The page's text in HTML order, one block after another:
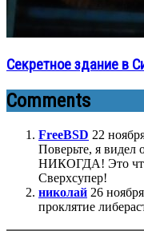
Секретное здание в
Comments
FreeBSD 22
Поверьте, я видел
НИКОГДА! Это
Сверхсупер!
николай 26
проклятие